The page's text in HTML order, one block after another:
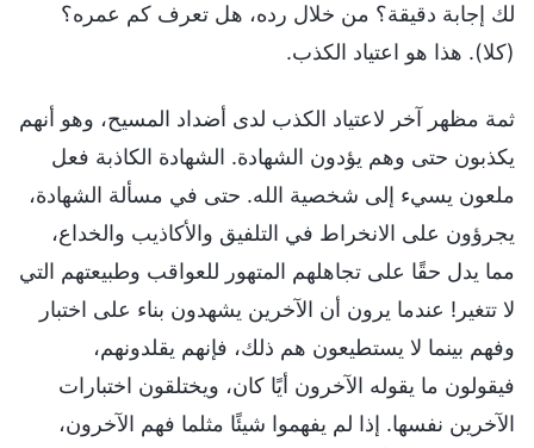
لك إجابة دقيقة؟ من خلال رده، هل تعرف كم عمره؟
(كلا). هذا هو اعتياد الكذب.
ثمة مظهر آخر لاعتياد الكذب لدى أضداد المسيح، وهو أنهم
يكذبون حتى وهم يؤدون الشهادة. الشهادة الكاذبة فعل
ملعون يسيء إلى شخصية الله. حتى في مسألة الشهادة،
يجرؤون على الانخراط في التلفيق والأكاذيب والخداع،
مما يدل حقًا على تجاهلهم المتهور للعواقب وطبيعتهم التي
لا تتغير! عندما يرون أن الآخرين يشهدون بناء على اختبار
وفهم بينما لا يستطيعون هم ذلك، فإنهم يقلدونهم،
فيقولون ما يقوله الآخرون أيًا كان، ويختلقون اختبارات
الآخرين نفسها. إذا لم يفهموا شيئًا مثلما فهم الآخرون،